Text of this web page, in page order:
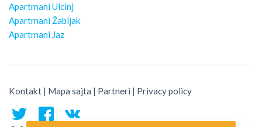
Apartmani Ulcinj
Apartmani Žabljak
Apartmani Jaz
Kontakt | Mapa sajta | Partneri | Privacy policy